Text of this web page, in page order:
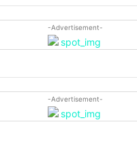
-Advertisement-
-Advertisement-